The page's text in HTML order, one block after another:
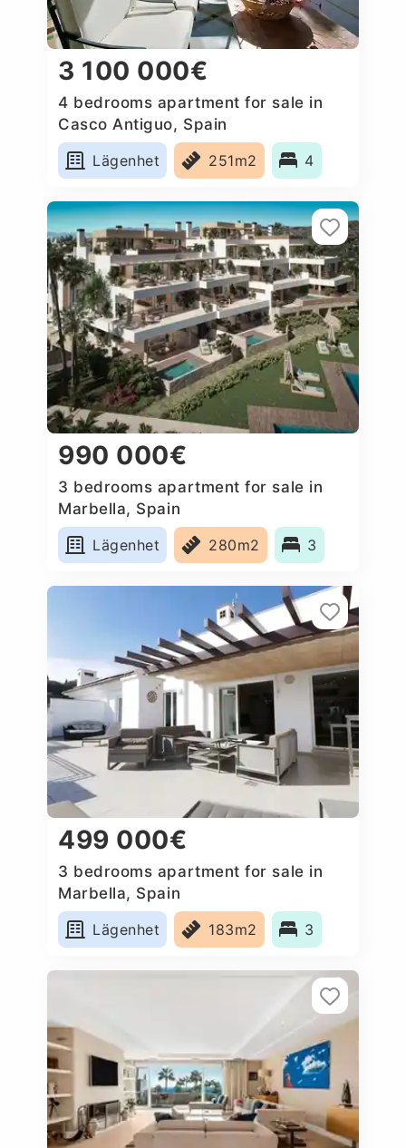
3 100 000€
4 bedrooms apartment for sale in
Casco Antiguo, Spain
Lägenhet
251m2 4
990 000€
3 bedrooms apartment for sale in
Marbella, Spain
Lägenhet
280m2 3
499 000€
3 bedrooms apartment for sale in
Marbella, Spain
Lägenhet
183m2 3